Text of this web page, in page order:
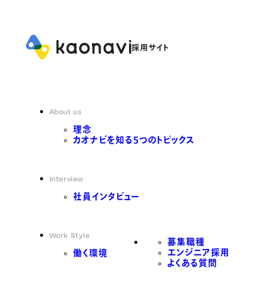
About us
理念
カオナビを知る5つのトピックス
Interview
社員インタビュー
Work Style
働く環境
募集職種
エンジニア採用
よくある質問